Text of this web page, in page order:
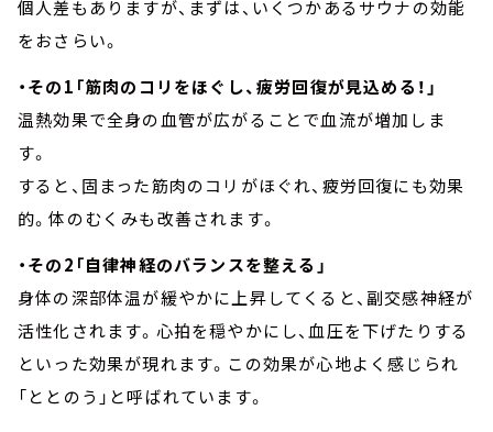
個人差もありますが、まずは、いくつかあるサウナの効能
をおさらい。
・その1「筋肉のコリをほぐし、疲労回復が見込める！」
温熱効果で全身の血管が広がることで血流が増加しま
す。
すると、固まった筋肉のコリがほぐれ、疲労回復にも効果
的。体のむくみも改善されます。
・その2「自律神経のバランスを整える」
身体の深部体温が緩やかに上昇してくると、副交感神経が
活性化されます。心拍を穏やかにし、血圧を下げたりする
といった効果が現れます。この効果が心地よく感じられ
「ととのう」と呼ばれています。